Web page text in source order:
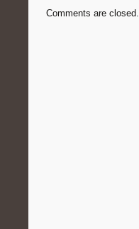
Comments are closed.